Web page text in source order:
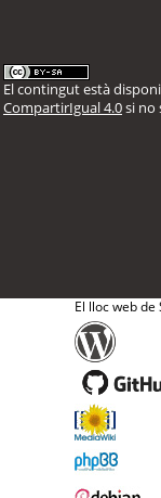
El contingut està
CompartirIgual 4.0si no
El lloc web